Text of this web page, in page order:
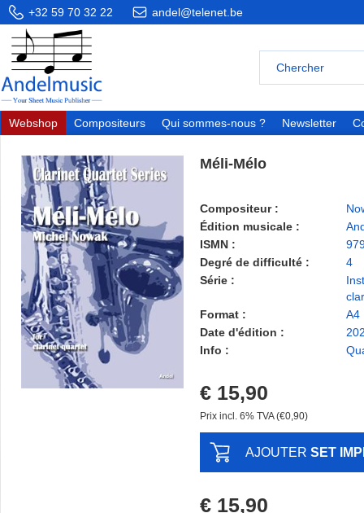
+32 59 70 32 22 andel@telenet.be
Webshop Compositeurs Qui sommes-nous ? Newsletter
Méli-Mélo
Compositeur :
Édition musicale :
ISMN :
Degré de difficulté :
4
Série :
Format :
A4
Date d'édition :
Info :
€ 15,90
Prix ​​incl. 6% TVA (€0,90)
AJOUTER SET
€ 15,90